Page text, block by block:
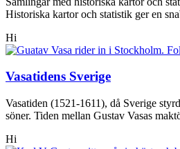
Historiska kartor och statistik ger en
Hi
Vasatidens Sverige
Vasatiden (1521-1611), då Sverige
söner. Tiden mellan Gustav Vasas
Hi